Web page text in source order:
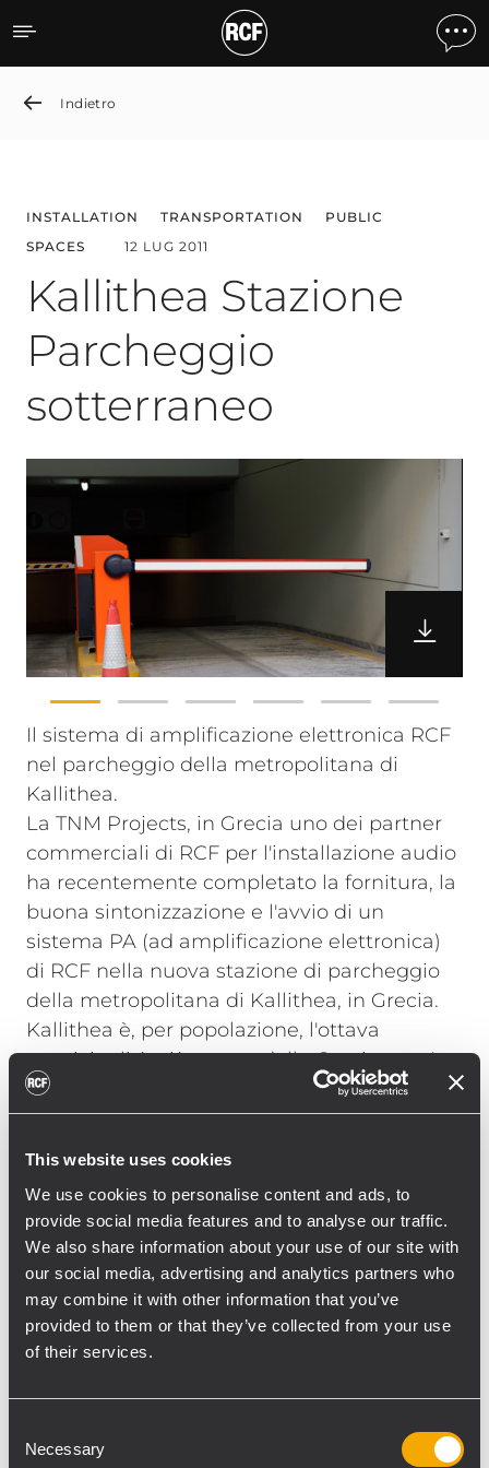
This website uses cookies
We use cookies to personalise content and ads, to
provide social media features and to analyse our traffic.
We also share information about your use of our site with
our social media, advertising and analytics partners who
may combine it with other information that you’ve
provided to them or that they’ve collected from your use
of their services.
Selection
Necessary
Kallithea Stazione
Indietro
INSTALLATION TRANSPORTATION
PUBLIC
SPACES
12 LUG 2011
Kallithea Stazione
Parcheggio
sotterraneo
Il sistema di amplificazione elettronica RCF
nel parcheggio della metropolitana di
Kallithea.
La TNM Projects, in Grecia uno dei partner
commerciali di RCF per l'installazione audio
ha recentemente completato la fornitura, la
buona sintonizzazione e l'avvio di un
sistema PA (ad amplificazione elettronica)
di RCF nella nuova stazione di parcheggio
della metropolitana di Kallithea, in Grecia.
Kallithea è, per popolazione, l'ottava
municipalità più estesa della Grecia, con I
suoi 109,609 abitanti, e la quarta area
urbana ateniese più grande.
Il sistema di amplificazione elettronica
tavolo. C'è anche un amplificatore
d'appoggio che rimpiazza
automaticamente qualsiasi altro
amplificatore in caso di guasti.
I prodotti RCF installati nel sistema di
attrezzature centrale sono:
vocali alla musica 3 x MF 6000 sistema di